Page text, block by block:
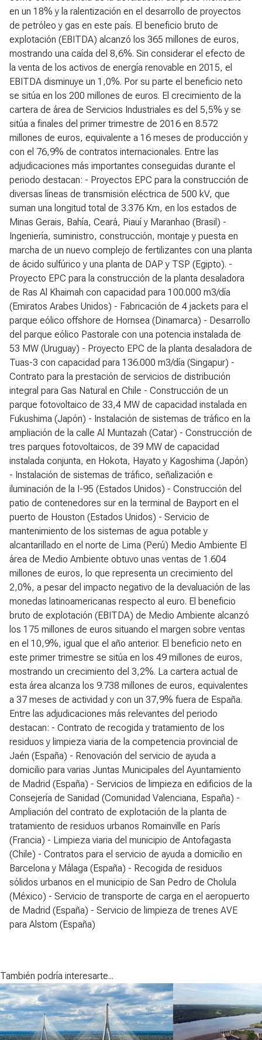
También podría interesarte...